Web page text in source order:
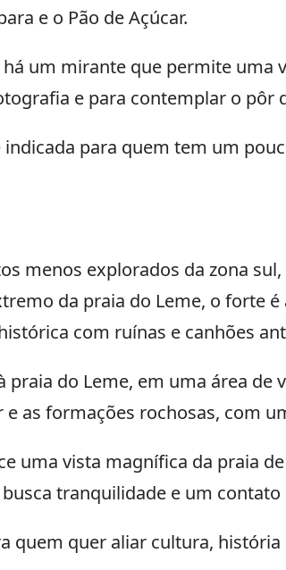
e o Pão de Açúcar.
um mirante que permite uma
e para contemplar o pôr
para quem tem um
menos explorados da zona
da praia do Leme, o forte
com ruínas e canhões
do Leme, em uma área
as formações rochosas, com
uma vista magnífica da praia
tranquilidade e um
quem quer aliar cultura,